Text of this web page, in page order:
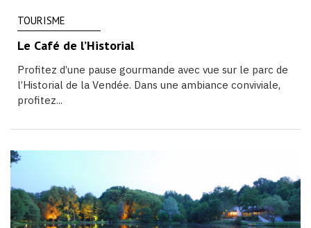
TOURISME
Le Café de l’Historial
Profitez d’une pause gourmande avec vue sur le parc de
l’Historial de la Vendée. Dans une ambiance conviviale,
profitez...